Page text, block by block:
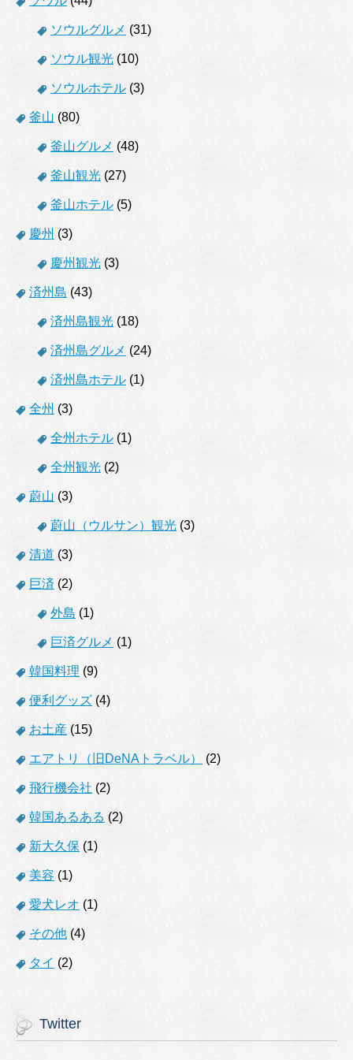
ソウルグルメ (31)
ソウル観光 (10)
ソウルホテル (3)
釜山 (80)
釜山グルメ (48)
釜山観光 (27)
釜山ホテル (5)
慶州 (3)
慶州観光 (3)
済州島 (43)
済州島観光 (18)
済州島グルメ (24)
済州島ホテル (1)
全州 (3)
全州ホテル (1)
全州観光 (2)
蔚山 (3)
蔚山（ウルサン）観光 (3)
清道 (3)
巨済 (2)
外島 (1)
巨済グルメ (1)
韓国料理 (9)
便利グッズ (4)
お土産 (15)
エアトリ（旧DeNAトラベル） (2)
飛行機会社 (2)
韓国あるある (2)
新大久保 (1)
美容 (1)
愛犬レオ (1)
その他 (4)
タイ (2)
Twitter